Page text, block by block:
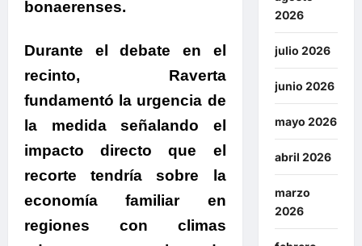
bonaerenses.
Durante el debate en el
recinto, Raverta
fundamentó la urgencia de
la medida señalando el
impacto directo que el
recorte tendría sobre la
economía familiar en
regiones con climas
2026
julio 2026
junio 2026
mayo 2026
abril 2026
marzo
2026